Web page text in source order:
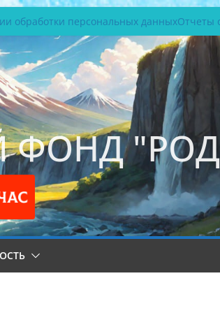
обработки персональных данныхОтчеты
ФОНД